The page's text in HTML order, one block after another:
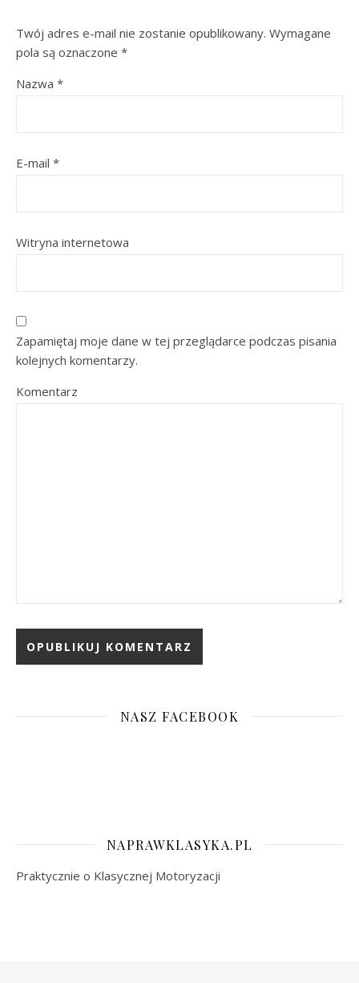
Twój adres e-mail nie zostanie opublikowany. Wymagane
pola są oznaczone *
Nazwa *
E-mail *
Witryna internetowa
Zapamiętaj moje dane w tej przeglądarce podczas pisania
kolejnych komentarzy.
Komentarz
NASZ FACEBOOK
NAPRAWKLASYKA.PL
Praktycznie o Klasycznej Motoryzacji